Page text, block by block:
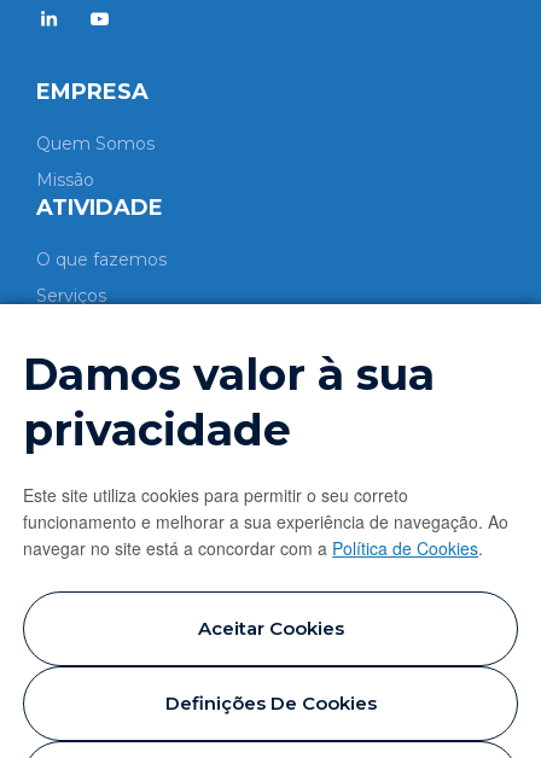
Damos valor à sua
privacidade
Este site utiliza cookies para permitir o seu correto
funcionamento e melhorar a sua experiência de navegação. Ao
navegar no site está a concordar com a Política de Cookies.
Aceitar Cookies
Definições De Cookies
EMPRESA
Quem Somos
Missão
ATIVIDADE
O que fazemos
Serviços
Processo
Valorização energética
Valorização material
Notícias
Contactos
Política de privacidade